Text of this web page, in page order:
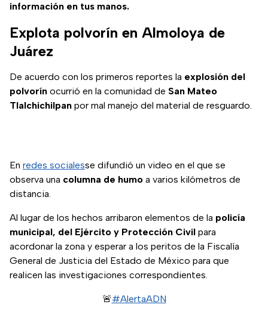
información en tus manos.
Explota polvorín en Almoloya de
Juárez
De acuerdo con los primeros reportes la explosión del
polvorín ocurrió en la comunidad de San Mateo
Tlalchichilpan por mal manejo del material de resguardo.
En redes socialesse difundió un video en el que se
observa una columna de humo a varios kilómetros de
distancia.
Al lugar de los hechos arribaron elementos de la policía
municipal, del Ejército y Protección Civil para
acordonar la zona y esperar a los peritos de la Fiscalía
General de Justicia del Estado de México para que
realicen las investigaciones correspondientes.
🚨#AlertaADN